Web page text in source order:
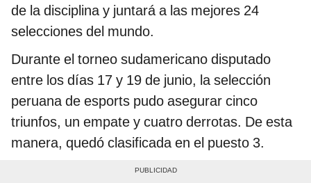
de la disciplina y juntará a las mejores 24
selecciones del mundo.
Durante el torneo sudamericano disputado
entre los días 17 y 19 de junio, la selección
peruana de esports pudo asegurar cinco
triunfos, un empate y cuatro derrotas. De esta
manera, quedó clasificada en el puesto 3.